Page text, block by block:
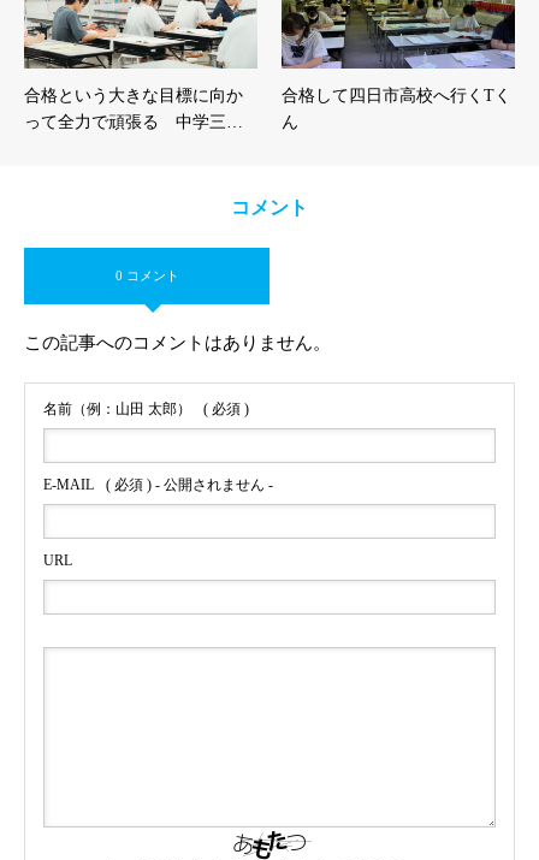
合格という大きな目標に向か
って全力で頑張る 中学三…
合格して四日市高校へ行くTく
ん
コメント
0 コメント
この記事へのコメントはありません。
名前（例：山田 太郎） ( 必須 )
E-MAIL ( 必須 ) - 公開されません -
URL